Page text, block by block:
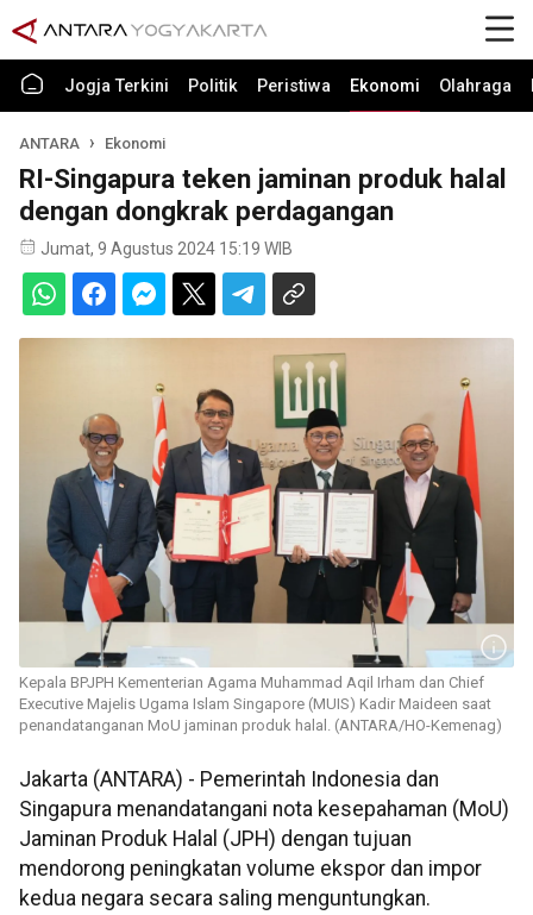
Jogja Terkini Politik Peristiwa Ekonomi Olahraga
ANTARA Ekonomi
RI-Singapura teken jaminan produk halal
dengan dongkrak perdagangan
Jumat, 9 Agustus 2024 15:19 WIB
Kepala BPJPH Kementerian Agama Muhammad Aqil Irham dan Chief
Executive Majelis Ugama Islam Singapore (MUIS) Kadir Maideen saat
penandatanganan MoU jaminan produk halal. (ANTARA/HO-Kemenag)
Jakarta (ANTARA) - Pemerintah Indonesia dan
Singapura menandatangani nota kesepahaman (MoU)
Jaminan Produk Halal (JPH) dengan tujuan
mendorong peningkatan volume ekspor dan impor
kedua negara secara saling menguntungkan.